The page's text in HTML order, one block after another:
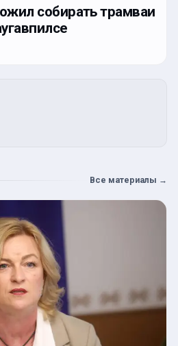
собирать трамваи
Все материалы →